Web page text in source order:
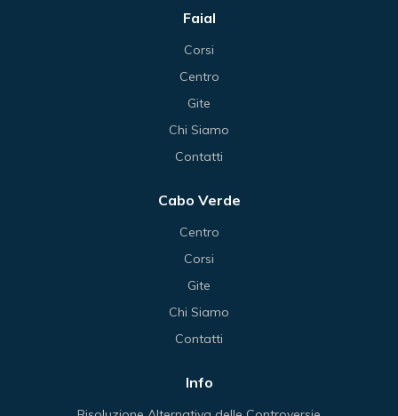
Faial
Corsi
Centro
Gite
Chi Siamo
Contatti
Cabo Verde
Centro
Corsi
Gite
Chi Siamo
Contatti
Info